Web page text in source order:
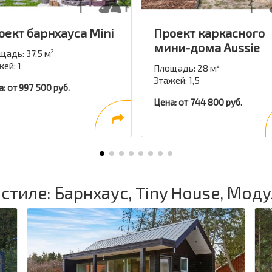
барнхауса Mini
37,5 м2
1
от 997 500 руб.
Проект каркасного
мини-дома Aussie
Площадь: 28 м2
Этажей: 1,5
Цена: от 744 800 руб.
Барнхаус, Tiny House,